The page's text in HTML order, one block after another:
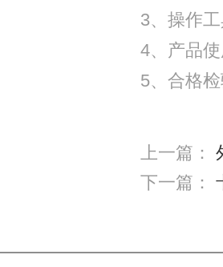
3、操作工
4、产品使
5、合格检
上一篇：
下一篇：